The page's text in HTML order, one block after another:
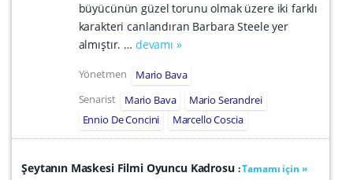
büyücünün güzel torunu olmak üzere iki farklı
karakteri canlandıran Barbara Steele yer
almıştır. … devamı »
Yönetmen
Mario Bava
Senarist
Mario Bava
Mario Serandrei
Ennio De Concini
Marcello Coscia
Şeytanın Maskesi Filmi Oyuncu Kadrosu :Tamamı için »